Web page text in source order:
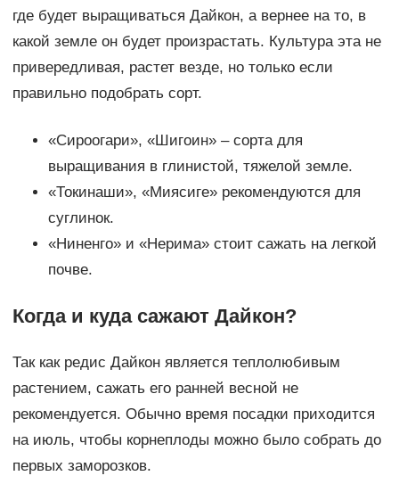
где будет выращиваться Дайкон, а вернее на то, в
какой земле он будет произрастать. Культура эта не
привередливая, растет везде, но только если
правильно подобрать сорт.
«Сироогари», «Шигоин» – сорта для
выращивания в глинистой, тяжелой земле.
«Токинаши», «Миясиге» рекомендуются для
суглинок.
«Ниненго» и «Нерима» стоит сажать на легкой
почве.
Когда и куда сажают Дайкон?
Так как редис Дайкон является теплолюбивым
растением, сажать его ранней весной не
рекомендуется. Обычно время посадки приходится
на июль, чтобы корнеплоды можно было собрать до
первых заморозков.